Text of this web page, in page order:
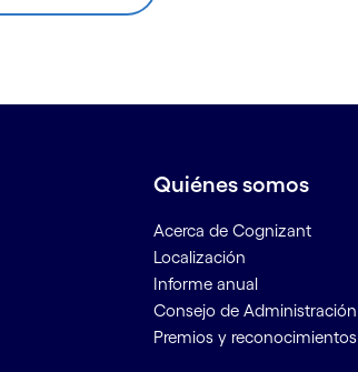
Quiénes somos
Acerca de Cognizant
Localización
Informe anual
Consejo de Administración
Premios y reconocimientos